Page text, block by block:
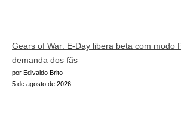
Gears of War: E-Day libera beta com modo
demanda dos fãs
por Edivaldo Brito
5 de agosto de 2026